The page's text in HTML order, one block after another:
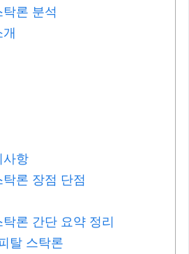
론 분석
사항
론 장점 단점
론 간단 요약 정리
탈 스탁론